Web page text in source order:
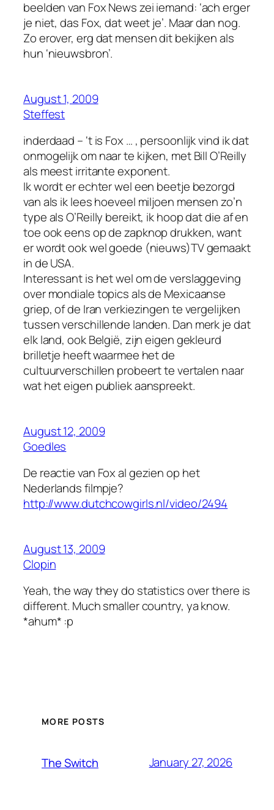
beelden van Fox News zei iemand: ‘ach erger
je niet, das Fox, dat weet je’. Maar dan nog.
Zo erover, erg dat mensen dit bekijken als
hun ‘nieuwsbron’.
August 1, 2009
Steffest
inderdaad – ‘t is Fox … , persoonlijk vind ik dat
onmogelijk om naar te kijken, met Bill O’Reilly
als meest irritante exponent.
Ik wordt er echter wel een beetje bezorgd
van als ik lees hoeveel miljoen mensen zo’n
type als O’Reilly bereikt, ik hoop dat die af en
toe ook eens op de zapknop drukken, want
er wordt ook wel goede (nieuws)TV gemaakt
in de USA.
Interessant is het wel om de verslaggeving
over mondiale topics als de Mexicaanse
griep, of de Iran verkiezingen te vergelijken
tussen verschillende landen. Dan merk je dat
elk land, ook België, zijn eigen gekleurd
brilletje heeft waarmee het de
cultuurverschillen probeert te vertalen naar
wat het eigen publiek aanspreekt.
August 12, 2009
Goedles
De reactie van Fox al gezien op het
Nederlands filmpje?
http://www.dutchcowgirls.nl/video/2494
August 13, 2009
Clopin
Yeah, the way they do statistics over there is
different. Much smaller country, ya know.
*ahum* :p
MORE POSTS
The Switch January 27, 2026